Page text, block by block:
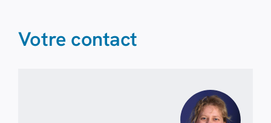
Votre contact